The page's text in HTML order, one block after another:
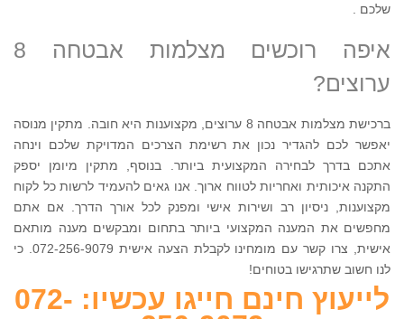
שלכם .
איפה רוכשים מצלמות אבטחה 8
ערוצים?
ברכישת מצלמות אבטחה 8 ערוצים, מקצוענות היא חובה. מתקין מנוסה
יאפשר לכם להגדיר נכון את רשימת הצרכים המדויקת שלכם וינחה
אתכם בדרך לבחירה המקצועית ביותר. בנוסף, מתקין מיומן יספק
התקנה איכותית ואחריות לטווח ארוך. אנו גאים להעמיד לרשות כל לקוח
מקצוענות, ניסיון רב ושירות אישי ומפנק לכל אורך הדרך. אם אתם
מחפשים את המענה המקצועי ביותר בתחום ומבקשים מענה מותאם
אישית, צרו קשר עם מומחינו לקבלת הצעה אישית 072-256-9079. כי
לנו חשוב שתרגישו בטוחים!
לייעוץ חינם חייגו עכשיו: 072-